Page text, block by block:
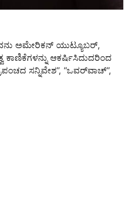
ಅಮೇರಿಕನ್ ಯುಟ್ಯೂಬರ್,
ಕಾಣಿಕೆಗಳನ್ನು ಆಕರ್ಷಿಸಿದುದರಿಂದ
ಸನ್ನಿವೇಶ”, “ಒವರ್‌ವಾಚ್‌”,